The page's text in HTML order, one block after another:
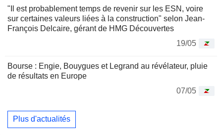
"Il est probablement temps de revenir sur les ESN, voire
sur certaines valeurs liées à la construction" selon Jean-
François Delcaire, gérant de HMG Découvertes
19/05
Bourse : Engie, Bouygues et Legrand au révélateur, pluie
de résultats en Europe
07/05
Plus d'actualités